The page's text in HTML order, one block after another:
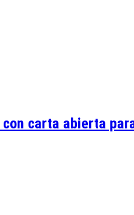
carta abierta